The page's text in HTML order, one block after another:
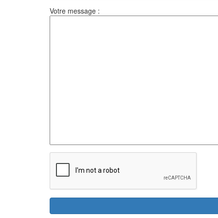
Votre message :